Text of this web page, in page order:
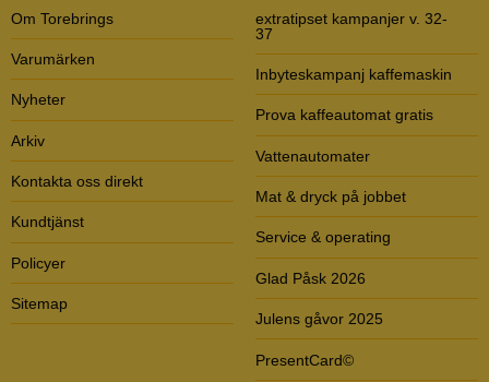
Om Torebrings
Varumärken
Nyheter
Arkiv
Kontakta oss direkt
Kundtjänst
Policyer
Sitemap
extratipset kampanjer v. 32-
37
Inbyteskampanj kaffemaskin
Prova kaffeautomat gratis
Vattenautomater
Mat & dryck på jobbet
Service & operating
Glad Påsk 2026
Julens gåvor 2025
PresentCard©